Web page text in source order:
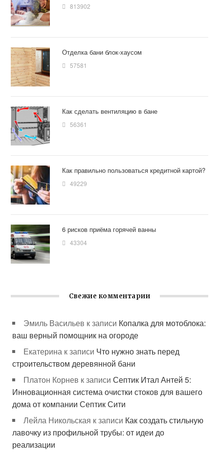
813902
Отделка бани блок-хаусом
57581
Как сделать вентиляцию в бане
56361
Как правильно пользоваться кредитной картой?
49229
6 рисков приёма горячей ванны
43304
Свежие комментарии
Эмиль Васильев к записи Копалка для мотоблока:
ваш верный помощник на огороде
Екатерина к записи Что нужно знать перед
строительством деревянной бани
Платон Корнев к записиСептик Итал Антей 5:
Инновационная система очистки стоков для вашего
дома от компании Септик Сити
Лейла Никольская к записи Как создать стильную
лавочку из профильной трубы: от идеи до
реализации